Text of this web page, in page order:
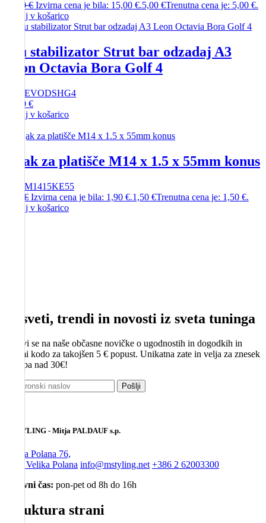
15,00€ Izvirna cena je bila: 15,00 €.5,00 €Trenutna cena je: 5,00 €.
Dodaj v košarico
Alu stabilizator Strut bar odzadaj A3
Leon Octavia Bora Golf 4
EVODSHG4
35,00 €
Dodaj v košarico
Vijak za platišče M14 x 1.5 x 55mm konus
M1415KE55
€ Izvirna cena je bila: 1,90 €.1,50 €Trenutna cena je: 1,50 €.
Dodaj v košarico
Nasveti, trendi in novosti iz sveta tuninga
Prijavi se na naše občasne novičke o ugodnostih in dogodkih in
prejmi kodo za takojšen 5 € popust. Unikatna zate in velja za znesek
nakupa nad 30€!
Pošlji
MSTYLING - Mitja PALDAUF s.p.
Velika Polana 76,
9225 Velika Polana info@mstyling.net +386 2 62003300
Delovni čas: pon-pet od 8h do 16h
Struktura strani